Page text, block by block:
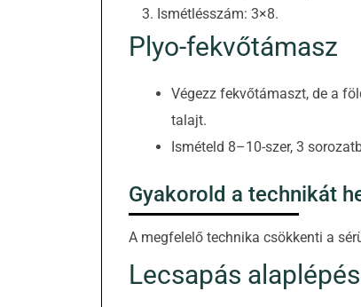
Ismétlésszám: 3×8.
Plyo-fekvőtámasz
Végezz fekvőtámaszt, de a
talajt.
Ismételd 8–10-szer, 3
Gyakorold a technikát
A megfelelő technika csökkenti a
Lecsapás